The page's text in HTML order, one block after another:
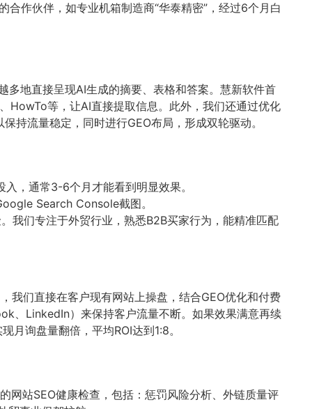
作伙伴，如专业机箱制造商“华泰精密”，经过6个月白
多地直接呈现AI生成的摘要、表格和答案。慧新软件首
HowTo等，让AI直接提取信息。此外，我们还通过优化
持流量稳定，同时进行GEO布局，形成双轮驱动。
入，通常3-6个月才能看到明显效果。
Search Console截图。
我们专注于外贸行业，熟悉B2B买家行为，能精准匹配
我们直接在客户现有网站上操盘，结合GEO优化和付费
、LinkedIn）来保持客户流量不断。如果效果满意再续
询盘量翻倍，平均ROI达到1:8。
网站SEO健康检查，包括：惩罚风险分析、外链质量评